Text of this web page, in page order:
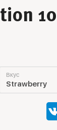
Вкус
Strawberry